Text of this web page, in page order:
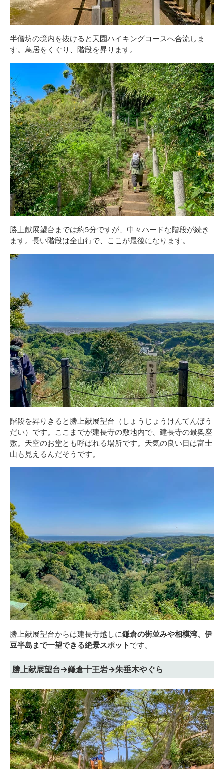
半僧坊の境内を抜けると天園ハイキングコースへ合流しま
す。鳥居をくぐり、階段を昇ります。
勝上献展望台までは約5分ですが、中々ハードな階段が続き
ます。長い階段は全山行で、ここが最後になります。
階段を昇りきると勝上献展望台（しょうじょうけんてんぼう
だい）です。ここまでが建長寺の敷地内で、建長寺の最奥座
敷。天空のお堂とも呼ばれる場所です。天気の良い日は富士
山も見えるんだそうです。
勝上献展望台からは建長寺越しに鎌倉の街並みや相模湾、伊
豆半島まで一望できる絶景スポット です。
勝上献展望台→鎌倉十王岩→朱垂木やぐら